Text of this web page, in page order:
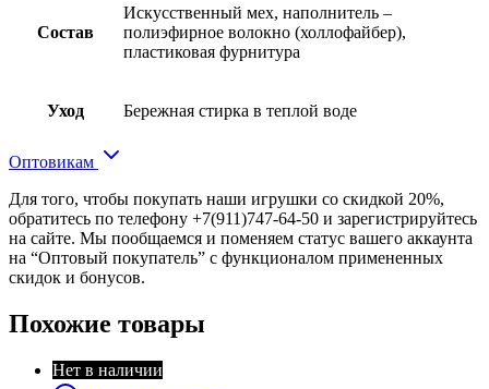
Состав
Искусственный мех, наполнитель –
полиэфирное волокно (холлофайбер),
пластиковая фурнитура
Уход Бережная стирка в теплой воде
Оптовикам
Для того, чтобы покупать наши игрушки со скидкой 20%,
обратитесь по телефону +7(911)747-64-50 и зарегистрируйтесь
на сайте. Мы пообщаемся и поменяем статус вашего аккаунта
на “Оптовый покупатель” с функционалом примененных
скидок и бонусов.
Похожие товары
Нет в наличии